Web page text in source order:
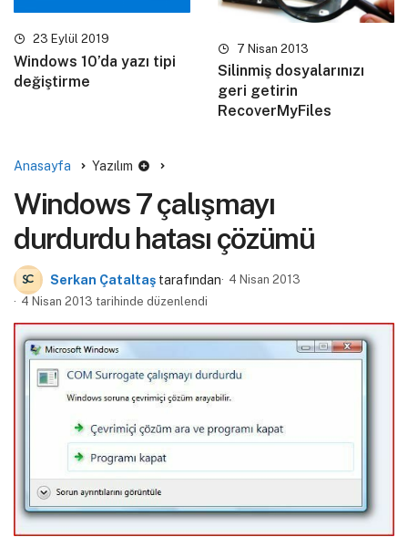
23 Eylül 2019
Windows 10’da yazı tipi
değiştirme
7 Nisan 2013
Silinmiş dosyalarınızı
geri getirin
RecoverMyFiles
Anasayfa Yazılım
Windows 7 çalışmayı
durdurdu hatası çözümü
Serkan Çataltaş tarafından
4 Nisan 2013
4 Nisan 2013 tarihinde düzenlendi